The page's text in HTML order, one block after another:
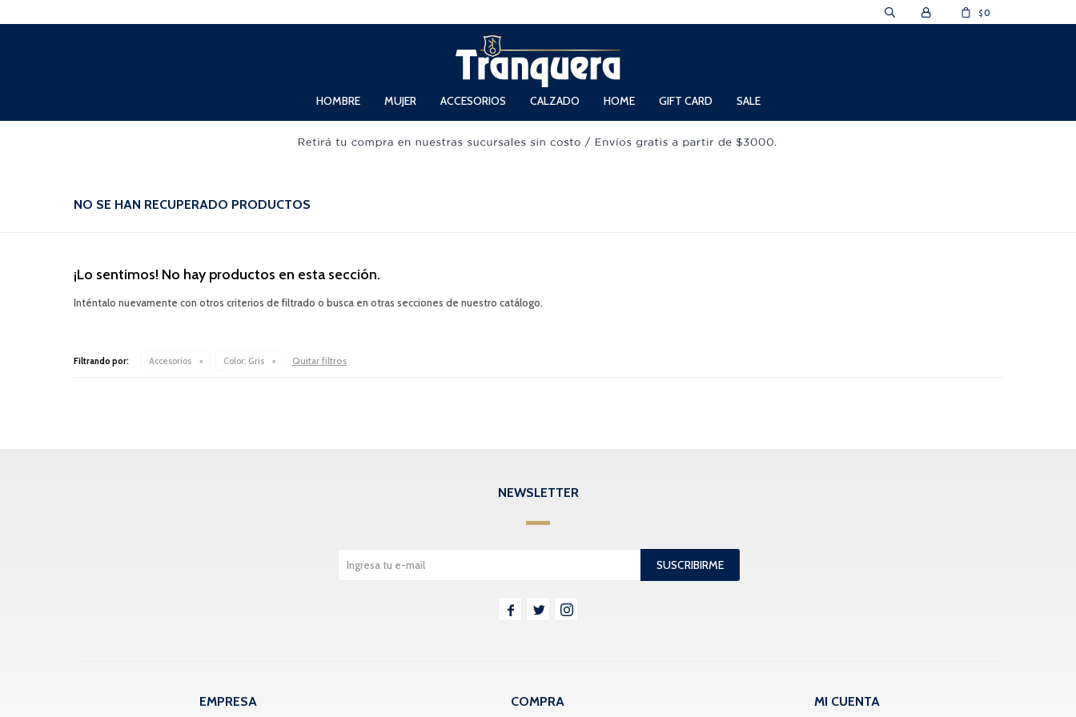
HOMBRE MUJER ACCESORIOS CALZADO HOME GIFT CARD SALE
$ 0
NO SE HAN RECUPERADO PRODUCTOS
¡Lo sentimos! No hay productos en esta sección.
Inténtalo nuevamente con otros criterios de filtrado o busca en otras secciones de nuestro catálogo.
Filtrando por: Accesorios Color: Gris Quitar filtros
EMPRESA COMPRA MI CUENTA
NEWSLETTER
SUSCRIBIRME
  